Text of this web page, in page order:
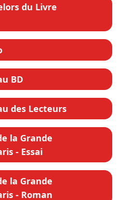
du Livre
BD
des Lecteurs
la Grande
- Essai
la Grande
- Roman